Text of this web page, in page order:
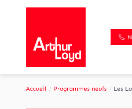
Accueil Programmes neufs Les